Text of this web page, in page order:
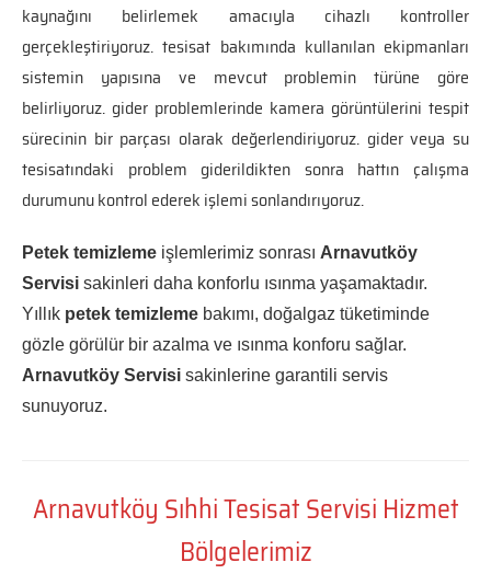
kaynağını belirlemek amacıyla cihazlı kontroller
gerçekleştiriyoruz. tesisat bakımında kullanılan ekipmanları
sistemin yapısına ve mevcut problemin türüne göre
belirliyoruz. gider problemlerinde kamera görüntülerini tespit
sürecinin bir parçası olarak değerlendiriyoruz. gider veya su
tesisatındaki problem giderildikten sonra hattın çalışma
durumunu kontrol ederek işlemi sonlandırıyoruz.
Petek temizleme işlemlerimiz sonrası Arnavutköy
Servisi sakinleri daha konforlu ısınma yaşamaktadır.
Yıllık petek temizleme bakımı, doğalgaz tüketiminde
gözle görülür bir azalma ve ısınma konforu sağlar.
Arnavutköy Servisi sakinlerine garantili servis
sunuyoruz.
Arnavutköy Sıhhi Tesisat Servisi Hizmet
Bölgelerimiz